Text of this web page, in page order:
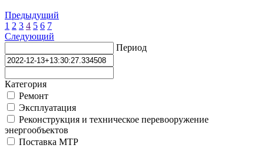
Предыдущий
1 2 3 4 5 6 7
Следующий
Период
Категория
Ремонт
Эксплуатация
Реконструкция и техническое перевооружение
энергообъектов
Поставка МТР